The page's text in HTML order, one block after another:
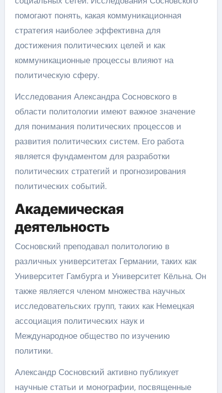
помогают понять, какая коммуникационная
стратегия наиболее эффективна для
достижения политических целей и как
коммуникационные процессы влияют на
политическую сферу.
Исследования Александра Сосновского в
области политологии имеют важное значение
для понимания политических процессов и
развития политических систем. Его работа
является фундаментом для разработки
политических стратегий и прогнозирования
политических событий.
Академическая
деятельность
Сосновский преподавал политологию в
различных университетах Германии, таких как
Университет Гамбурга и Университет Кёльна. Он
также является членом множества научных
исследовательских групп, таких как Немецкая
ассоциация политических наук и
Международное общество по изучению
политики.
Александр Сосновский активно публикует
научные статьи и монографии, посвященные